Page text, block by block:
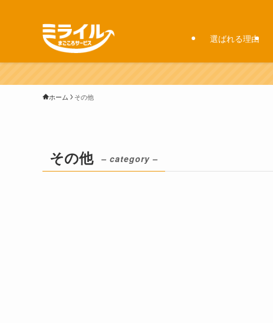
選ばれる理由
ホーム その他
その他 – category –